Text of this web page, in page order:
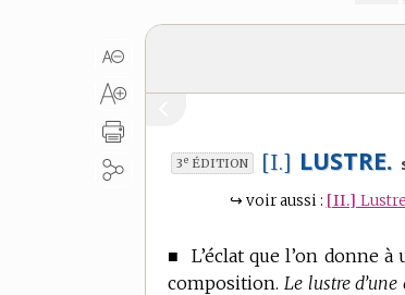
3e ÉDITION [I.] LUSTRE.
↪ voir aussi : [II.] Lustre
■ L’éclat que l’on donne
composition. Le lustre